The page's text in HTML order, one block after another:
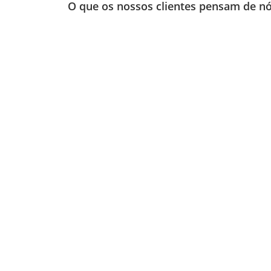
O que os nossos clientes pensam de